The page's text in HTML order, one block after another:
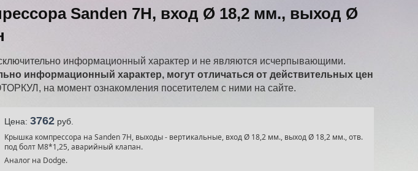
Sanden 7H, вход Ø 18,2 мм., выход Ø
информационный характер и не являются исчерпывающими.
информационный характер, могут отличаться от действительных цен
на момент ознакомления посетителем с ними на сайте.
Цена: 3762 pуб.
Крышка компрессора на Sanden 7H, выходы - вертикальные, вход Ø 18,2 мм., выход Ø 18,2 мм., отв.
под болт М8*1,25, аварийный клапан.
Аналог на Dodge.